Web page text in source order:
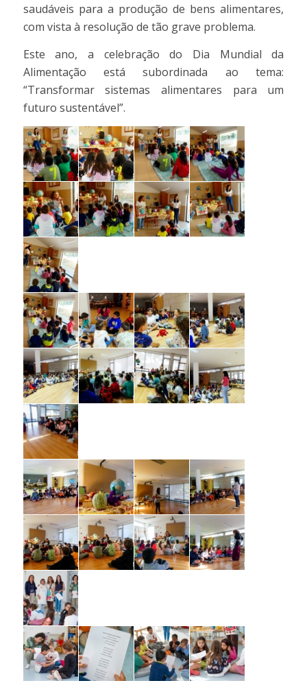
saudáveis para a produção de bens alimentares,
com vista à resolução de tão grave problema.
Este ano, a celebração do Dia Mundial da
Alimentação está subordinada ao tema:
“Transformar sistemas alimentares para um
futuro sustentável”.